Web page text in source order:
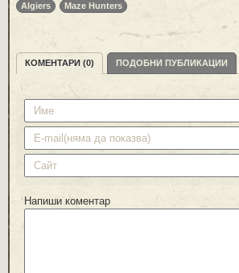
Algiers Maze Hunters
КОМЕНТАРИ (0) ПОДОБНИ ПУБЛИКАЦИИ
Напиши коментар